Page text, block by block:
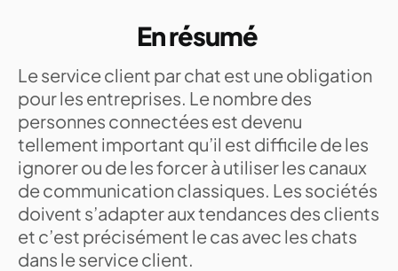
En résumé
Le service client par chat est une obligation
pour les entreprises. Le nombre des
personnes connectées est devenu
tellement important qu’il est difficile de les
ignorer ou de les forcer à utiliser les canaux
de communication classiques. Les sociétés
doivent s’adapter aux tendances des clients
et c’est précisément le cas avec les chats
dans le service client.